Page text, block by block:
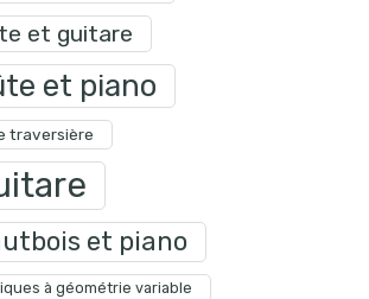
et guitare
et piano
traversière
et piano
à géométrie variable